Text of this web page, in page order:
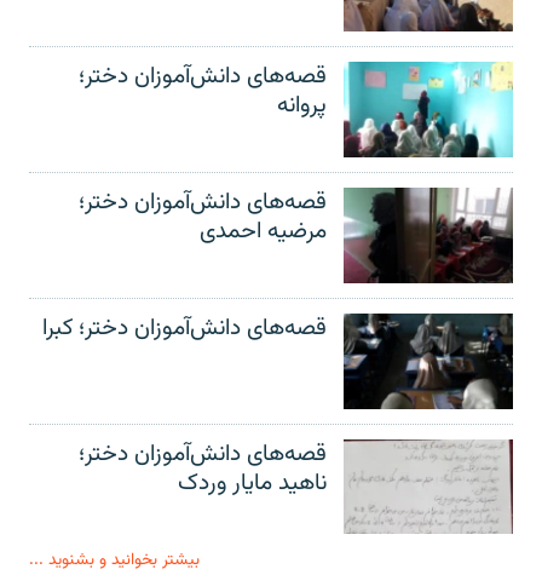
قصه‌های دانش‌آموزان دختر؛
پروانه
قصه‌های دانش‌آموزان دختر؛
مرضیه احمدی
قصه‌های دانش‌آموزان دختر؛ کبرا
قصه‌های دانش‌آموزان دختر؛
ناهید مایار وردک
بیشتر بخوانید و بشنوید ...